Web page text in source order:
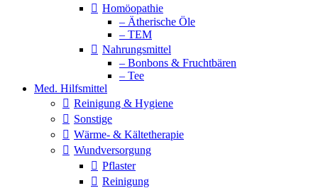
Homöopathie
– Ätherische Öle
– TEM
Nahrungsmittel
– Bonbons & Fruchtbären
– Tee
Med. Hilfsmittel
Reinigung & Hygiene
Sonstige
Wärme- & Kältetherapie
Wundversorgung
Pflaster
Reinigung